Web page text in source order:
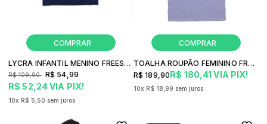
LYCRA INFANTIL MENINO FREESURF NEW
R$ 52,24VIA PIX!
R$ 109,90 R$ 54,99
10x R$ 5,50 sem juros
TOALHA ROUPÃO FEMININO FREESURF CLASSIC
R$ 180,41 VIA PIX!
R$ 189,90
10x R$ 18,99 sem juros